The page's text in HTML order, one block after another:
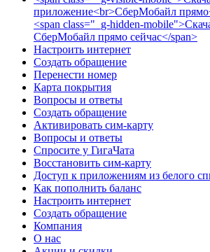
приложение<br>СберМобайл
<span class="_g-hidden-
СберМобайл прямо сейчас</span>
Настроить интернет
Создать обращение
Перенести номер
Карта покрытия
Вопросы и ответы
Создать обращение
Активировать сим-карту
Вопросы и ответы
Спросите у ГигаЧата
Восстановить сим-карту
Доступ к приложениям из белого
Как пополнить баланс
Настроить интернет
Создать обращение
Компания
О нас